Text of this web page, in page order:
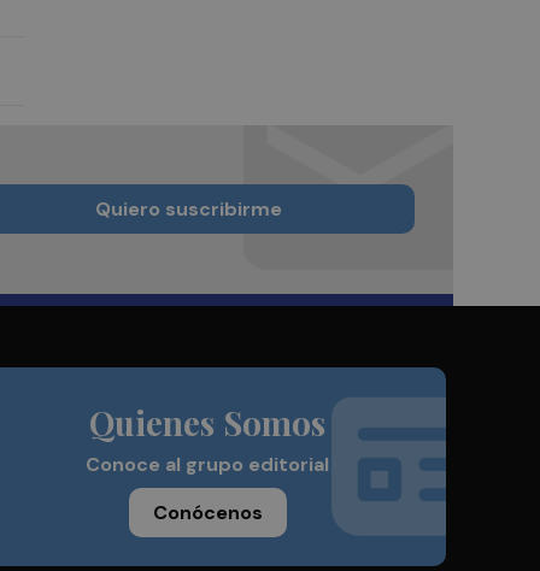
Quiero suscribirme
Quienes Somos
Conoce al grupo editorial
Conócenos